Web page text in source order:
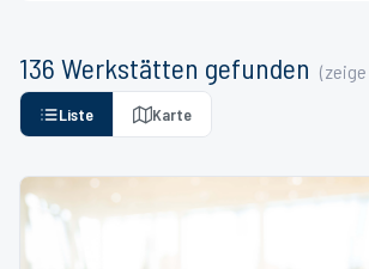
136 Werkstätten gefunden (zeige
Liste Karte